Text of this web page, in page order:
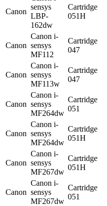
Canon
sensys
LBP-
162dw
Cartridge
051H
Canon
Canon i-
sensys
MF112
Cartridge
047
Canon
Canon i-
sensys
MF113w
Cartridge
047
Canon
Canon i-
sensys
MF264dw
Cartridge
051
Canon
Canon i-
sensys
MF264dw
Cartridge
051H
Canon
Canon i-
sensys
MF267dw
Cartridge
051H
Canon
Canon i-
sensys
MF267dw
Cartridge
051